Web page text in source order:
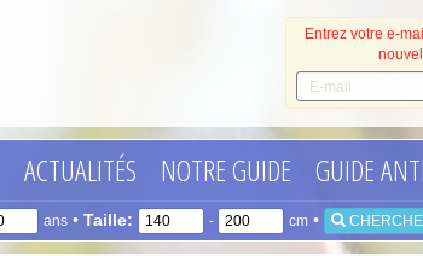
Entrez votre e-
ACTUALITÉS NOTRE GUIDE GUIDE
ans • Taille: - cm •